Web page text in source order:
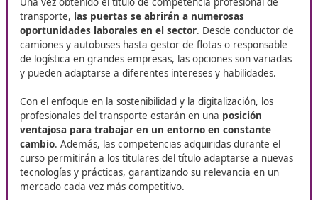
Sostenibilidad: Dada la creciente preocupación por
clima, este curso incluirá formación sobre prácticas
sostenibles, uso de energías renovables y reducción
emisiones.
Tecnología en el transporte
: Abordar la
sector, incluyendo el uso de software de gestión,
aplicaciones de seguimiento y nuevas formas de
como el transporte autónomo.
Estos componentes formativos no solo garantizarán
estudiantes obtengan sus certificaciones, sino que